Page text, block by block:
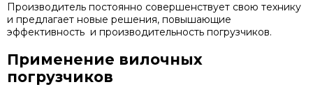
Производитель постоянно совершенствует свою технику
и предлагает новые решения, повышающие
эффективность и производительность погрузчиков.
Применение вилочных
погрузчиков